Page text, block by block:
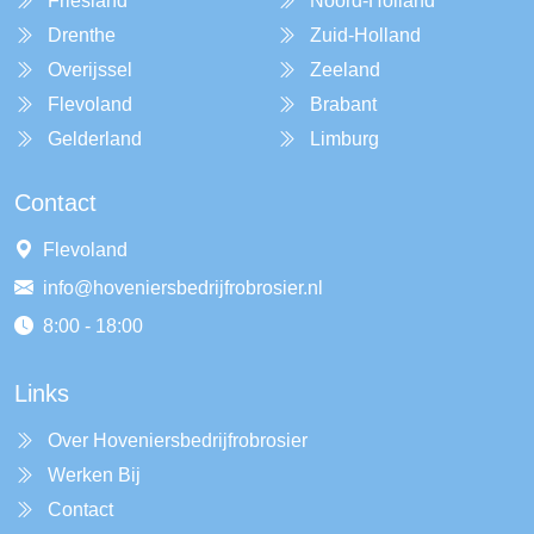
Drenthe
Overijssel
Flevoland
Gelderland
Zuid-Holland
Zeeland
Brabant
Limburg
Contact
Flevoland
info@hoveniersbedrijfrobrosier.nl
8:00 - 18:00
Links
Over Hoveniersbedrijfrobrosier
Werken Bij
Contact